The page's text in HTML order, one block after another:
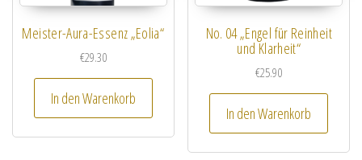
Meister-Aura-Essenz „Eolia“
€29.30
In den Warenkorb
No. 04 „Engel für Reinheit
und Klarheit“
€25.90
In den Warenkorb